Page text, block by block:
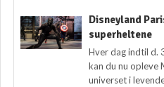
Disneyland
superheltene
Hver dag indtil d.
kan du nu opleve
universet i